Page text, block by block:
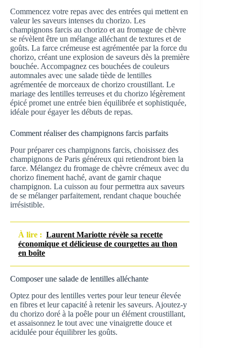
Commencez votre repas avec des entrées qui mettent en
valeur les saveurs intenses du chorizo. Les
champignons farcis au chorizo et au fromage de chèvre
se révèlent être un mélange alléchant de textures et de
goûts. La farce crémeuse est agrémentée par la force du
chorizo, créant une explosion de saveurs dès la première
bouchée. Accompagnez ces bouchées de couleurs
automnales avec une salade tiède de lentilles
agrémentée de morceaux de chorizo croustillant. Le
mariage des lentilles terreuses et du chorizo légèrement
épicé promet une entrée bien équilibrée et sophistiquée,
idéale pour égayer les débuts de repas.
Comment réaliser des champignons farcis parfaits
Pour préparer ces champignons farcis, choisissez des
champignons de Paris généreux qui retiendront bien la
farce. Mélangez du fromage de chèvre crémeux avec du
chorizo finement haché, avant de garnir chaque
champignon. La cuisson au four permettra aux saveurs
de se mélanger parfaitement, rendant chaque bouchée
irrésistible.
À lire : Laurent Mariotte révèle sa recette
économique et délicieuse de courgettes au thon
en boîte
Composer une salade de lentilles alléchante
Optez pour des lentilles vertes pour leur teneur élevée
en fibres et leur capacité à retenir les saveurs. Ajoutez-y
du chorizo doré à la poêle pour un élément croustillant,
et assaisonnez le tout avec une vinaigrette douce et
acidulée pour équilibrer les goûts.